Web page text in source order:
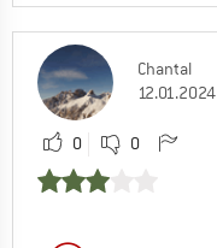
Chantal
12.01.2024
0 0